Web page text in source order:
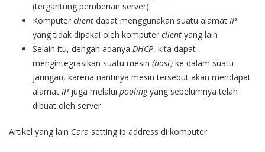
(tergantung pemberian server)
Komputer client dapat menggunakan suatu alamat IP
yang tidak dipakai oleh komputer client yang lain
Selain itu, dengan adanya DHCP, kita dapat
mengintegrasikan suatu mesin (host) ke dalam suatu
jaringan, karena nantinya mesin tersebut akan mendapat
alamat IP juga melalui poolingyang sebelumnya telah
dibuat oleh server
Artikel yang lain Cara setting ip address di komputer